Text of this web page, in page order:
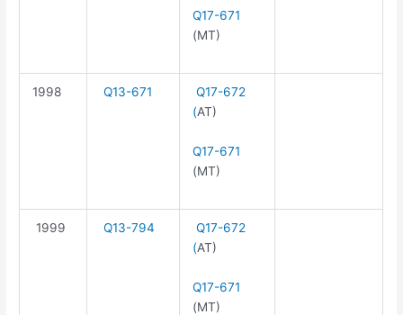
Q17-671
(MT)
1998 Q13-671
Q17-672
(AT)
Q17-671
(MT)
1999 Q13-794
Q17-672
(AT)
Q17-671
(MT)